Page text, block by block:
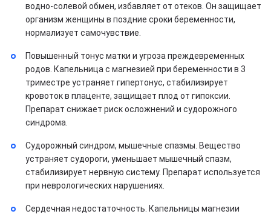
водно-солевой обмен, избавляет от отеков. Он защищает
организм женщины в поздние сроки беременности,
нормализует самочувствие.
Повышенный тонус матки и угроза преждевременных
родов. Капельница с магнезией при беременности в 3
триместре устраняет гипертонус, стабилизирует
кровоток в плаценте, защищает плод от гипоксии.
Препарат снижает риск осложнений и судорожного
синдрома.
Судорожный синдром, мышечные спазмы. Вещество
устраняет судороги, уменьшает мышечный спазм,
стабилизирует нервную систему. Препарат используется
при неврологических нарушениях.
Сердечная недостаточность. Капельницы магнезии